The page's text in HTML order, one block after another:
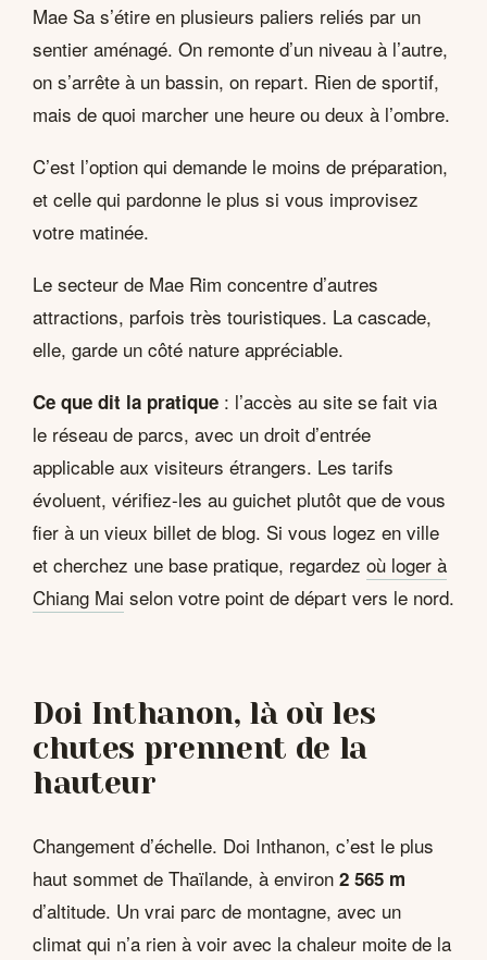
Mae Sa s’étire en plusieurs paliers reliés par un
sentier aménagé. On remonte d’un niveau à l’autre,
on s’arrête à un bassin, on repart. Rien de sportif,
mais de quoi marcher une heure ou deux à l’ombre.
C’est l’option qui demande le moins de préparation,
et celle qui pardonne le plus si vous improvisez
votre matinée.
Le secteur de Mae Rim concentre d’autres
attractions, parfois très touristiques. La cascade,
elle, garde un côté nature appréciable.
Ce que dit la pratique : l’accès au site se fait via
le réseau de parcs, avec un droit d’entrée
applicable aux visiteurs étrangers. Les tarifs
évoluent, vérifiez-les au guichet plutôt que de vous
fier à un vieux billet de blog. Si vous logez en ville
et cherchez une base pratique, regardez où loger à
Chiang Mai selon votre point de départ vers le nord.
Doi Inthanon, là où les
chutes prennent de la
hauteur
Changement d’échelle. Doi Inthanon, c’est le plus
haut sommet de Thaïlande, à environ 2 565 m
d’altitude. Un vrai parc de montagne, avec un
climat qui n’a rien à voir avec la chaleur moite de la